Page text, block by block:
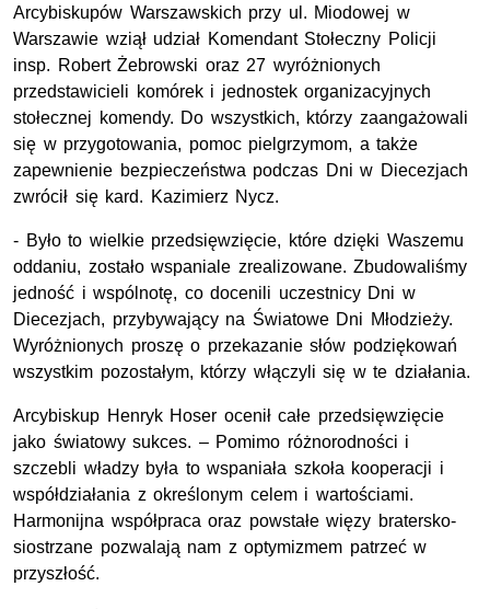
Arcybiskupów Warszawskich przy ul. Miodowej w
Warszawie wziął udział Komendant Stołeczny Policji
insp. Robert Żebrowski oraz 27 wyróżnionych
przedstawicieli komórek i jednostek organizacyjnych
stołecznej komendy. Do wszystkich, którzy zaangażowali
się w przygotowania, pomoc pielgrzymom, a także
zapewnienie bezpieczeństwa podczas Dni w Diecezjach
zwrócił się kard. Kazimierz Nycz.
- Było to wielkie przedsięwzięcie, które dzięki Waszemu
oddaniu, zostało wspaniale zrealizowane. Zbudowaliśmy
jedność i wspólnotę, co docenili uczestnicy Dni w
Diecezjach, przybywający na Światowe Dni Młodzieży.
Wyróżnionych proszę o przekazanie słów podziękowań
wszystkim pozostałym, którzy włączyli się w te działania.
Arcybiskup Henryk Hoser ocenił całe przedsięwzięcie
jako światowy sukces. – Pomimo różnorodności i
szczebli władzy była to wspaniała szkoła kooperacji i
współdziałania z określonym celem i wartościami.
Harmonijna współpraca oraz powstałe więzy bratersko-
siostrzane pozwalają nam z optymizmem patrzeć w
przyszłość.